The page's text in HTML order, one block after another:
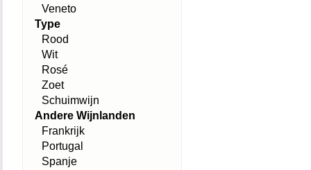
Veneto
Type
Rood
Wit
Rosé
Zoet
Schuimwijn
Andere Wijnlanden
Frankrijk
Portugal
Spanje